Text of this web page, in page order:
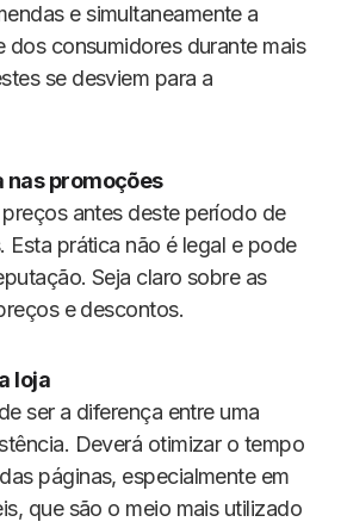
e simultaneamente a
dos consumidores durante mais
se desviem para a
nas promoções
antes deste período de
Esta prática não é legal e pode
Seja claro sobre as
e descontos.
loja
ser a diferença entre uma
Deverá otimizar o tempo
páginas, especialmente em
que são o meio mais utilizado